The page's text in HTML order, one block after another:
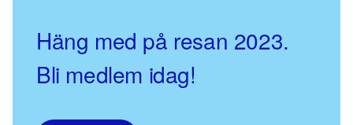
Häng med på resan 2023.
Bli medlem idag!